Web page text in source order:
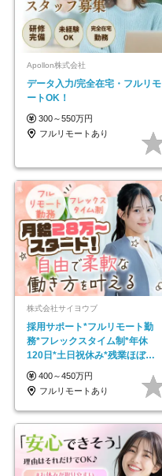
Apollon株式会社
データ入力/完全在宅・フルリモ
ートOK！
300～550万円
フルリモートあり
株式会社サイヨウブ
採用サポート*フルリモート勤
務*フレックスタイム制*年休
120日*土日祝休み*残業ほぼな
し*育児中社員8割以上
400～450万円
フルリモートあり